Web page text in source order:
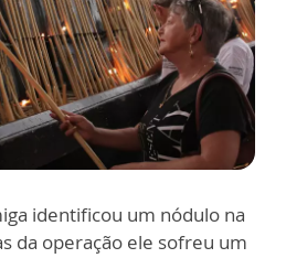
identificou um nódulo na
da operação ele sofreu um